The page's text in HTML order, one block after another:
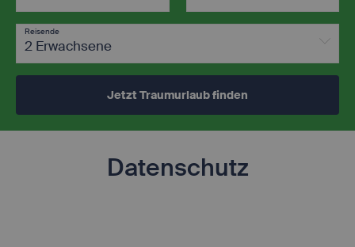
Reisende
2 Erwachsene
Jetzt Traumurlaub finden
Datenschutz